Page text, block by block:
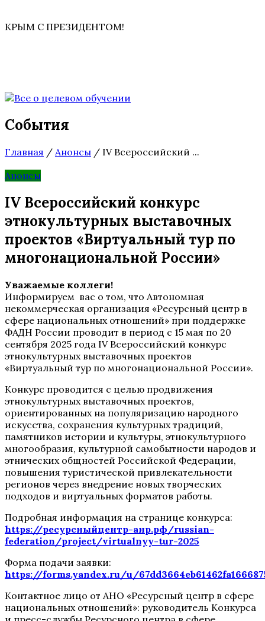
КРЫМ С ПРЕЗИДЕНТОМ!
События
Главная / Анонсы / IV Всероссийский ...
Анонсы
IV Всероссийский конкурс
этнокультурных выставочных
проектов «Виртуальный тур по
многонациональной России»
Уважаемые коллеги!
Информируем вас о том, что Автономная
некоммерческая организация «Ресурсный центр в
сфере национальных отношений» при поддержке
ФАДН России проводит в период с 15 мая по 20
сентября 2025 года IV Всероссийский конкурс
этнокультурных выставочных проектов
«Виртуальный тур по многонациональной России».
Конкурс проводится с целью продвижения
этнокультурных выставочных проектов,
ориентированных на популяризацию народного
искусства, сохранения культурных традиций,
памятников истории и культуры, этнокультурного
многообразия, культурной самобытности народов и
этнических общностей Российской Федерации,
повышения туристической привлекательности
регионов через внедрение новых творческих
подходов и виртуальных форматов работы.
Подробная информация на странице конкурса:
https://ресурсныйцентр-анр.рф/russian-
federation/project/virtualnyy-tur-2025
Форма подачи заявки:
https://forms.yandex.ru/u/
Контактное лицо от АНО «Ресурсный центр в сфере
национальных отношений»: руководитель Конкурса